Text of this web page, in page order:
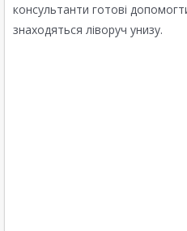
консультанти готові
знаходяться ліворуч унизу.